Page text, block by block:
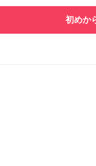
にしてしまう財閥2世
業の
初めか